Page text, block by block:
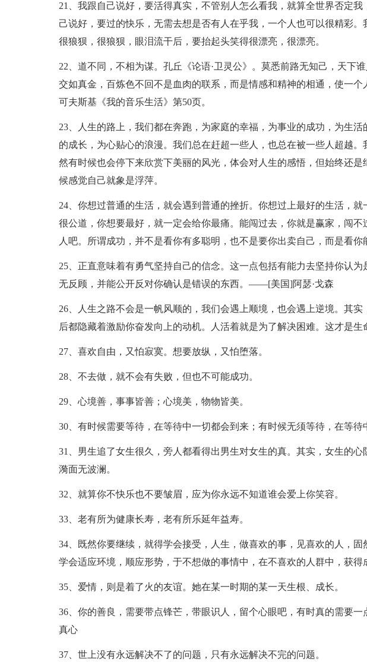
21、我跟自己说好，要活得真实，不管别人怎么看我，就算全世界否定
己说好，要过的快乐，无需去想是否有人在乎我，一个人也可以很精彩
很狼狈，很狼狈，眼泪流干后，要抬起头笑得很漂亮，很漂亮。
22、道不同，不相为谋。孔丘《论语·卫灵公》。莫悉前路无知己，天下
交如真金，百炼色不回不是血肉的联系，而是情感和精神的相通，使一
可夫斯基《我的音乐生活》第50页。
23、人生的路上，我们都在奔跑，为家庭的幸福，为事业的成功，为生
的成长，为心贴心的浪漫。我们总在赶超一些人，也总在被一些人超越。
然有时候也会停下来欣赏下美丽的风光，体会对人生的感悟，但始终还
候感觉自己就象是浮萍。
24、你想过普通的生活，就会遇到普通的挫折。你想过上最好的生活，
很公道，你想要最好，就一定会给你最痛。能闯过去，你就是赢家，闯不
人吧。所谓成功，并不是看你有多聪明，也不是要你出卖自己，而是看你
25、正直意味着有勇气坚持自己的信念。这一点包括有能力去坚持你认为
无反顾，并能公开反对你确认是错误的东西。——[美国]阿瑟·戈森
26、人生之路不会是一帆风顺的，我们会遇上顺境，也会遇上逆境。其
后都隐藏着激励你奋发向上的动机。人活着就是为了解决困难。这才是生
27、喜欢自由，又怕寂寞。想要放纵，又怕堕落。
28、不去做，就不会有失败，但也不可能成功。
29、心境善，事事皆善；心境美，物物皆美。
30、有时候需要等待，在等待中一切都会到来；有时候无须等待，在等待
31、男生追了女生很久，旁人都看得出男生对女生的真。其实，女生的
漪面无波澜。
32、就算你不快乐也不要皱眉，应为你永远不知道谁会爱上你笑容。
33、老有所为健康长寿，老有所乐延年益寿。
34、既然你要继续，就得学会接受，人生，做喜欢的事，见喜欢的人，
学会适应环境，顺应形势，于不想做的事情中，在不喜欢的人群中，获得
35、爱情，则是着了火的友谊。她在某一时期的某一天生根、成长。
36、你的善良，需要带点锋芒，带眼识人，留个心眼吧，有时真的需要
真心
37、世上没有永远解决不了的问题，只有永远解决不完的问题。